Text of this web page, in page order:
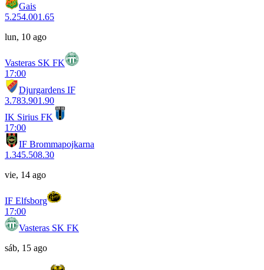
Gais
5.254.001.65
lun, 10 ago
Vasteras SK FK
17:00
Djurgardens IF
3.783.901.90
IK Sirius FK
17:00
IF Brommapojkarna
1.345.508.30
vie, 14 ago
IF Elfsborg
17:00
Vasteras SK FK
sáb, 15 ago